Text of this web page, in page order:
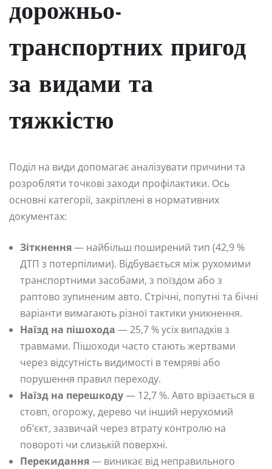
дорожньо-
транспортних пригод
за видами та
тяжкістю
Поділ на види допомагає аналізувати причини та
розробляти точкові заходи профілактики. Ось
основні категорії, закріплені в нормативних
документах:
Зіткнення— найбільш поширений тип (42,9 %
ДТП з потерпілими). Відбувається між рухомими
транспортними засобами, з поїздом або з
раптово зупиненим авто. Стрічні, попутні та бічні
варіанти вимагають різної тактики уникнення.
Наїзд на пішохода — 25,7 % усіх випадків з
травмами. Пішоходи часто стають жертвами
через відсутність видимості в темряві або
порушення правил переходу.
Наїзд на перешкоду— 12,7 %. Авто врізається в
стовп, огорожу, дерево чи інший нерухомий
об’єкт, зазвичай через втрату контролю на
повороті чи слизькій поверхні.
Перекидання— виникає від неправильного